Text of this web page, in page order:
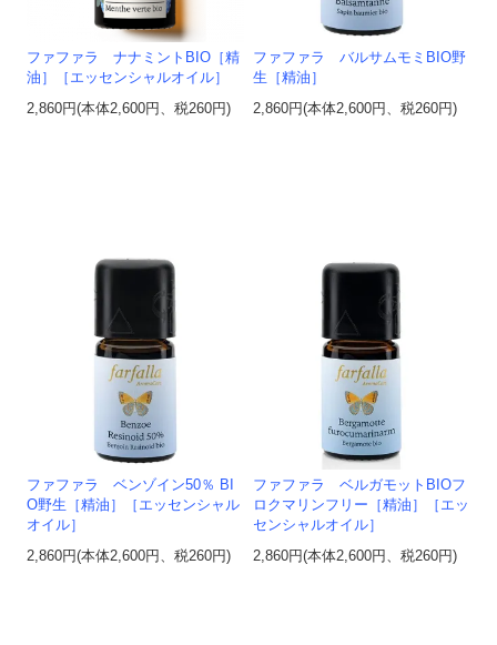
ファファラ ナナミントBIO［精
油］［エッセンシャルオイル］
2,860円(本体2,600円、税260円)
ファファラ バルサムモミBIO野
生［精油］
2,860円(本体2,600円、税260円)
ファファラ ベンゾイン50％ BI
O野生［精油］［エッセンシャル
オイル］
2,860円(本体2,600円、税260円)
ファファラ ベルガモットBIOフ
ロクマリンフリー［精油］［エッ
センシャルオイル］
2,860円(本体2,600円、税260円)